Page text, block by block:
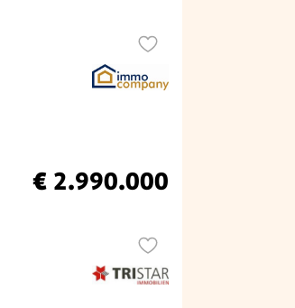
€ 2.990.000